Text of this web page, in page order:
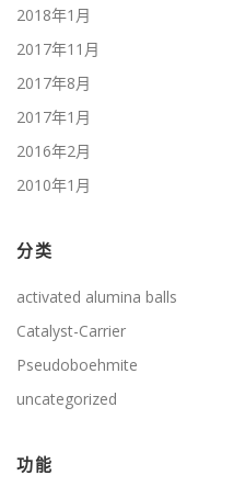
2018年1月
2017年11月
2017年8月
2017年1月
2016年2月
2010年1月
分类
activated alumina balls
Catalyst-Carrier
Pseudoboehmite
uncategorized
功能